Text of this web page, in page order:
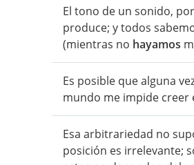
El tono de un sonido,
produce; y todos
(mientras no hayamos
Es posible que alguna
mundo me impide creer
Esa arbitrariedad no
posición es irrelevante;